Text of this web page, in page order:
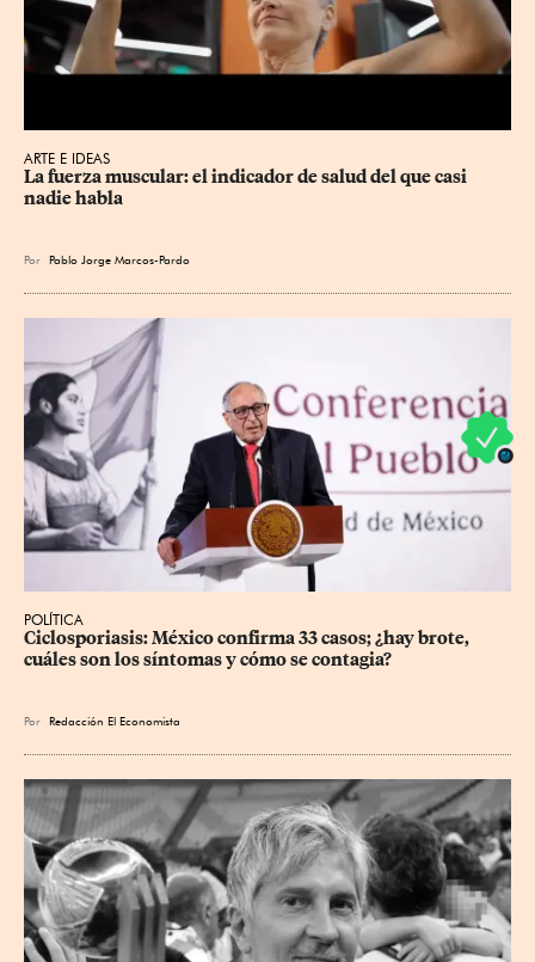
ARTE E IDEAS
La fuerza muscular: el indicador de salud del que casi
nadie habla
Por Pablo Jorge Marcos-Pardo
POLÍTICA
Ciclosporiasis: México confirma 33 casos; ¿hay brote,
cuáles son los síntomas y cómo se contagia?
Por Redacción El Economista